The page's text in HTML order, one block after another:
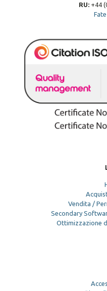
RU:+44
Vendita /
Secondary
Ottimizzazione